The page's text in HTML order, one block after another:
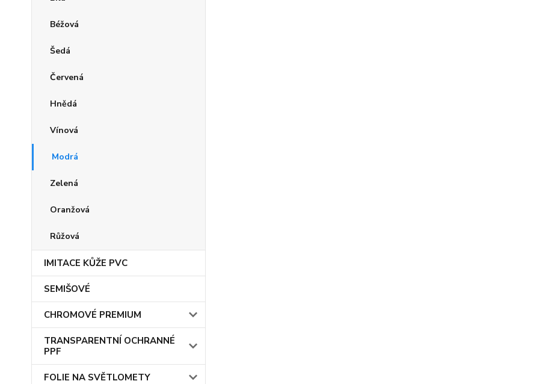
Béžová
Šedá
Červená
Hnědá
Vínová
Modrá
Zelená
Oranžová
Růžová
IMITACE KŮŽE PVC
SEMIŠOVÉ
CHROMOVÉ PREMIUM
TRANSPARENTNÍ OCHRANNÉ
PPF
FOLIE NA SVĚTLOMETY